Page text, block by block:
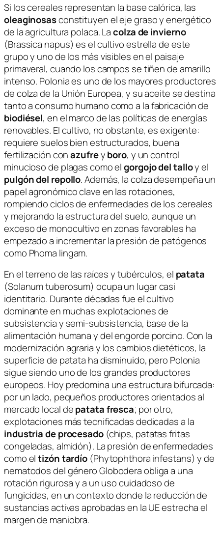
Si los cereales representan la base calórica, las
oleaginosasconstituyen el eje graso y energético
de la agricultura polaca. Lacolza de invierno
(Brassica napus) es el cultivo estrella de este
grupo y uno de los más visibles en el paisaje
primaveral, cuando los campos se tiñen de amarillo
intenso. Polonia es uno de los mayores productores
de colza de la Unión Europea, y su aceite se destina
tanto a consumo humano como a la fabricación de
biodiésel, en el marco de las políticas de energías
renovables. El cultivo, no obstante, es exigente:
requiere suelos bien estructurados, buena
fertilización conazufreyboro, y un control
minucioso de plagas como elgorgojo del talloy el
pulgón del repollo. Además, la colza desempeña un
papel agronómico clave en las rotaciones,
rompiendo ciclos de enfermedades de los cereales
y mejorando la estructura del suelo, aunque un
exceso de monocultivo en zonas favorables ha
empezado a incrementar la presión de patógenos
como Phoma lingam.
En el terreno de las raíces y tubérculos, el patata
(Solanum tuberosum) ocupa un lugar casi
identitario. Durante décadas fue el cultivo
dominante en muchas explotaciones de
subsistencia y semi-subsistencia, base de la
alimentación humana y del engorde porcino. Con la
modernización agraria y los cambios dietéticos, la
superficie de patata ha disminuido, pero Polonia
sigue siendo uno de los grandes productores
europeos. Hoy predomina una estructura bifurcada:
por un lado, pequeños productores orientados al
mercado local depatata fresca; por otro,
explotaciones más tecnificadas dedicadas a la
industria de procesado(chips, patatas fritas
congeladas, almidón). La presión de enfermedades
como eltizón tardío (Phytophthora infestans) y de
nematodos del géneroGloboderaobliga a una
rotación rigurosa y a un uso cuidadoso de
fungicidas, en un contexto donde la reducción de
sustancias activas aprobadas en la UE estrecha el
margen de maniobra.